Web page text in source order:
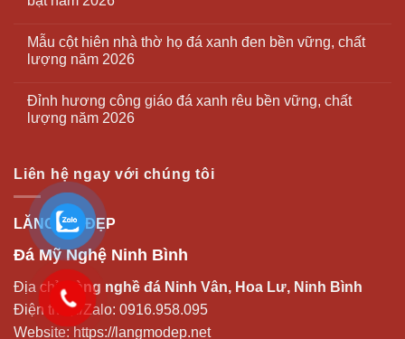
Mẫu cột hiên nhà thờ họ đá xanh đen bền vững, chất
lượng năm 2026
Đỉnh hương công giáo đá xanh rêu bền vững, chất
lượng năm 2026
Liên hệ ngay với chúng tôi
LĂNG MỘ ĐẸP
Đá Mỹ Nghệ Ninh Bình
Địa chỉ: Làng nghề đá Ninh Vân, Hoa Lư, Ninh Bình
Điện thoại/Zalo: 0916.958.095
Website: https://langmodep.net